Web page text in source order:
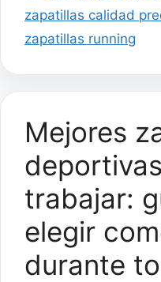
zapatillas calidad
zapatillas running
Mejores
trabajar:
elegir
durante